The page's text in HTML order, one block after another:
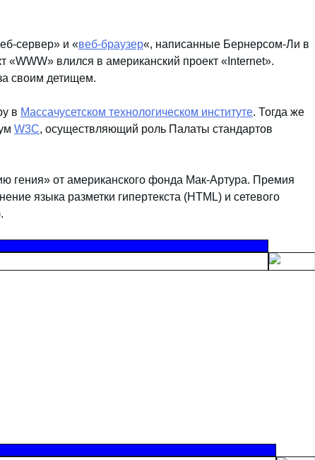
сервер» и «веб-браузер«, написанные Бернерсом-Ли в
«WWW» влился в американский проект «Internet».
своим детищем.
в Массачусетском технологическом институте. Тогда же
W3C, осуществляющий роль Палаты стандартов
гения» от американского фонда Мак-Артура. Премия
языка разметки гипертекста (HTML) и сетевого